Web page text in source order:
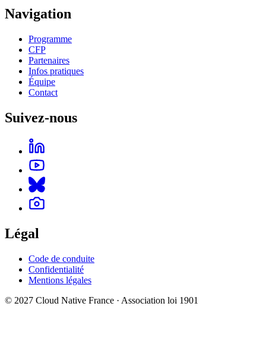
Navigation
Programme
CFP
Partenaires
Infos pratiques
Équipe
Contact
Suivez-nous
Légal
Code de conduite
Confidentialité
Mentions légales
© 2027 Cloud Native France · Association loi 1901